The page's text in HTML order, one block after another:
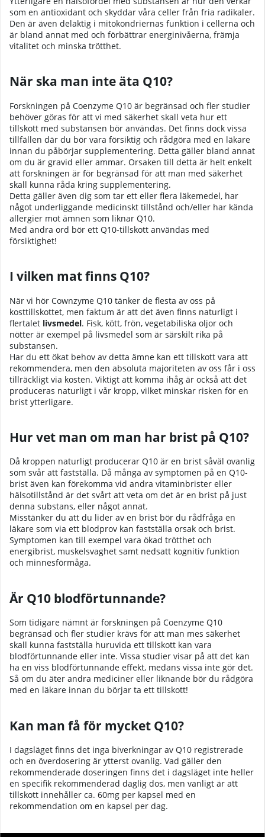
som en antioxidant och skyddar våra celler från fria radikaler.
Den är även delaktig i mitokondriernas funktion i cellerna och
är bland annat med och förbättrar energinivåerna, främja
vitalitet och minska trötthet.
När ska man inte äta Q10?
Forskningen på Coenzyme Q10 är begränsad och fler studier
behöver göras för att vi med säkerhet skall veta hur ett
tillskott med substansen bör användas. Det finns dock vissa
tillfällen där du bör vara försiktig och rådgöra med en läkare
innan du påbörjar supplementering. Detta gäller bland annat
om du är gravid eller ammar. Orsaken till detta är helt enkelt
att forskningen är för begränsad för att man med säkerhet
skall kunna råda kring supplementering.
Detta gäller även dig som tar ett eller flera läkemedel, har
något underliggande medicinskt tillstånd och/eller har kända
allergier mot ämnen som liknar Q10.
Med andra ord bör ett Q10-tillskott användas med
försiktighet!
I vilken mat finns Q10?
När vi hör Cownzyme Q10 tänker de flesta av oss på
kosttillskottet, men faktum är att det även finns naturligt i
flertalet livsmedel. Fisk, kött, frön, vegetabiliska oljor och
nötter är exempel på livsmedel som är särskilt rika på
substansen.
Har du ett ökat behov av detta ämne kan ett tillskott vara att
rekommendera, men den absoluta majoriteten av oss får i oss
tillräckligt via kosten. Viktigt att komma ihåg är också att det
produceras naturligt i vår kropp, vilket minskar risken för en
brist ytterligare.
Hur vet man om man har brist på Q10?
Då kroppen naturligt producerar Q10 är en brist såväl ovanlig
som svår att fastställa. Då många av symptomen på en Q10-
brist även kan förekomma vid andra vitaminbrister eller
hälsotillstånd är det svårt att veta om det är en brist på just
denna substans, eller något annat.
Misstänker du att du lider av en brist bör du rådfråga en
läkare som via ett blodprov kan fastställa orsak och brist.
Symptomen kan till exempel vara ökad trötthet och
energibrist, muskelsvaghet samt nedsatt kognitiv funktion
och minnesförmåga.
Är Q10 blodförtunnande?
Som tidigare nämnt är forskningen på Coenzyme Q10
begränsad och fler studier krävs för att man mes säkerhet
skall kunna fastställa huruvida ett tillskott kan vara
blodförtunnande eller inte. Vissa studier visar på att det kan
ha en viss blodförtunnande effekt, medans vissa inte gör det.
Så om du äter andra mediciner eller liknande bör du rådgöra
med en läkare innan du börjar ta ett tillskott!
Kan man få för mycket Q10?
I dagsläget finns det inga biverkningar av Q10 registrerade
och en överdosering är ytterst ovanlig. Vad gäller den
rekommenderade doseringen finns det i dagsläget inte heller
en specifik rekommenderad daglig dos, men vanligt är att
tillskott innehåller ca. 60mg per kapsel med en
rekommendation om en kapsel per dag.